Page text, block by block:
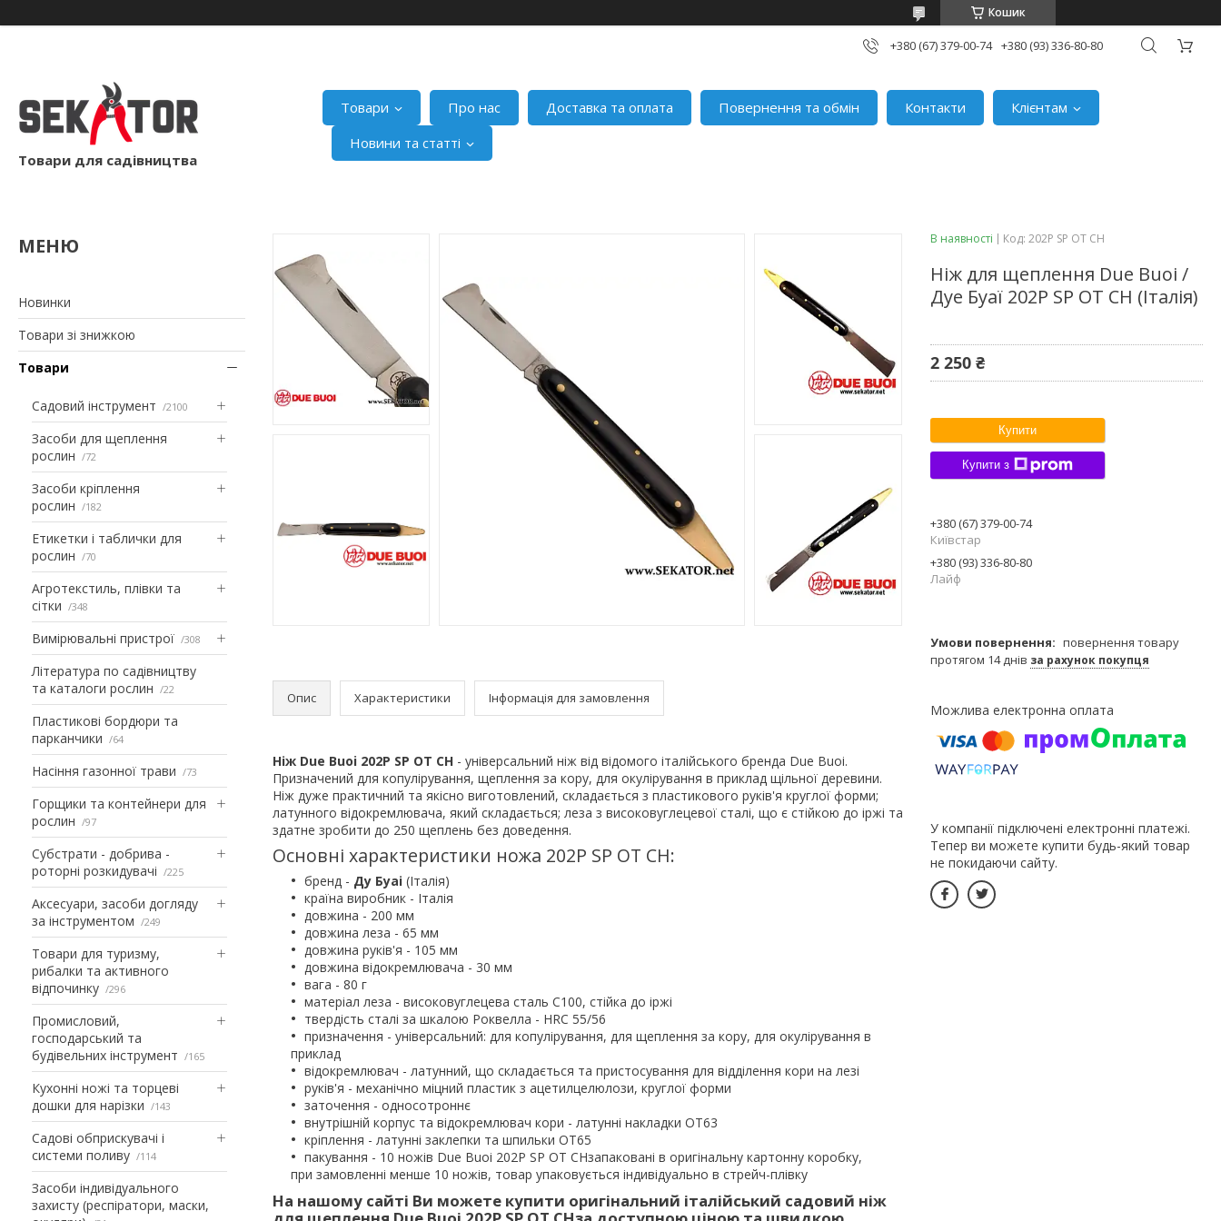
Кошик
+380 (67) 379-00-74 +380 (93) 336-80-80
Товари для садівництва
Товари Про нас Доставка та оплата Повернення та обмін Контакти
Клієнтам
Новини та статті
Новинки
Товари зі знижкою
Товари
Садовий інструмент 2100
Засоби для щеплення
рослин
72
Засоби кріплення
рослин
182
Етикетки і таблички для
рослин
70
Агротекстиль, плівки та
сітки
348
Вимірювальні пристрої 308
Література по садівництву
та каталоги рослин
22
Пластикові бордюри та
парканчики
64
Насіння газонної трави 73
Горщики та контейнери для
рослин
97
Субстрати - добрива -
роторні розкидувачі
225
Аксесуари, засоби догляду
за інструментом
249
Товари для туризму,
рибалки та активного
відпочинку
296
Промисловий,
господарський та
будівельних інструмент
165
Кухонні ножі та торцеві
дошки для нарізки
143
Садові обприскувачі і
системи поливу
114
Засоби індивідуального
захисту (респіратори, маски,
Опис Характеристики Інформація для замовлення
Ніж Due Buoi 202P SP OT CH - універсальний ніж від відомого італійського бренда Due Buoi.
Призначений для копулірування, щеплення за кору, для окулірування в приклад щільної деревини.
Ніж дуже практичний та якісно виготовлений, складається з пластикового руків'я круглої форми;
латунного відокремлювача, який складається; леза з високовуглецевої сталі, що є стійкою до іржі та
здатне зробити до 250 щеплень без доведення.
Основні характеристики ножа 202P SP OT CH:
бренд - Ду Буаі (Італія)
країна виробник - Італія
довжина - 200 мм
довжина леза - 65 мм
довжина руків'я - 105 мм
довжина відокремлювача - 30 мм
вага - 80 г
матеріал леза - високовуглецева сталь С100, стійка до іржі
твердість сталі за шкалою Роквелла - HRC 55/56
призначення - універсальний: для копулірування, для щеплення за кору, для окулірування в
приклад
відокремлювач - латунний, що складається та пристосування для відділення кори на лезі
руків'я - механічно міцний пластик з ацетилцелюлози, круглої форми
заточення - односотроннє
внутрішній корпус та відокремлювач кори - латунні накладки ОТ63
кріплення - латунні заклепки та шпильки ОТ65
пакування - 10 ножів Due Buoi 202P SP OT CHзапаковані в оригінальну картонну коробку,
при замовленні менше 10 ножів, товар упаковується індивідуально в стрейч-плівку
На нашому сайті Ви можете купити оригінальний італійський садовий ніж
В наявності Код: 202P SP OT CH
Ніж для щеплення Due Buoi /
Дуе Буаї 202P SP OT CH (Італія)
2 250 ₴
Купити
Купити з
+380 (67) 379-00-74
Київстар
+380 (93) 336-80-80
Лайф
повернення товару
протягом 14 днів за рахунок покупця
У компанії підключені електронні платежі.
Тепер ви можете купити будь-який товар
не покидаючи сайту.